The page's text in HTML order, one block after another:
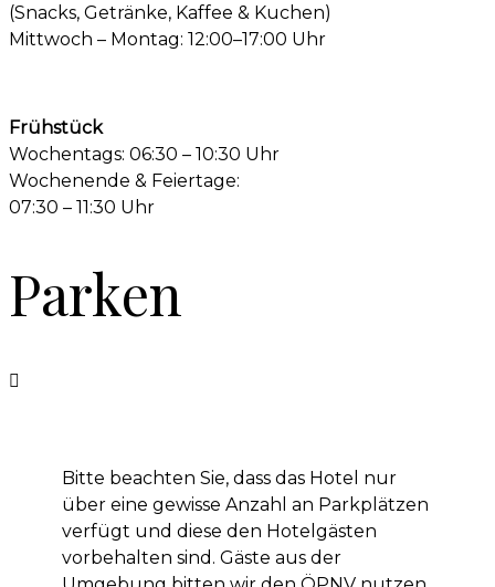
(Snacks, Getränke, Kaffee & Kuchen)
Mittwoch – Montag: 12:00–17:00 Uhr
Frühstück
Wochentags: 06:30 – 10:30 Uhr
Wochenende & Feiertage:
07:30 – 11:30 Uhr
Parken
Bitte beachten Sie, dass das Hotel nur
über eine gewisse Anzahl an Parkplätzen
verfügt und diese den Hotelgästen
vorbehalten sind. Gäste aus der